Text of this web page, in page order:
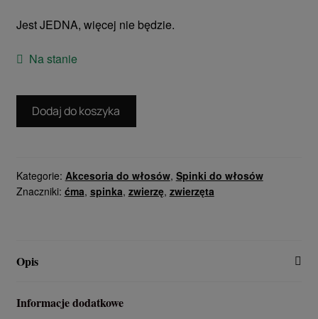
Jest JEDNA, więcej nie będzie.
Na stanie
ilość
gałązkami
-
-
metalowe
Dodaj do koszyka
Kategorie: Akcesoria do włosów, Spinki do włosów
Znaczniki: ćma, spinka, zwierzę, zwierzęta
Opis
Informacje dodatkowe